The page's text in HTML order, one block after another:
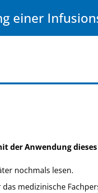
einer
der Anwendung
nochmals lesen.
medizinische